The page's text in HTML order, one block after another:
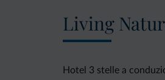
Living
Hotel 3 stelle a